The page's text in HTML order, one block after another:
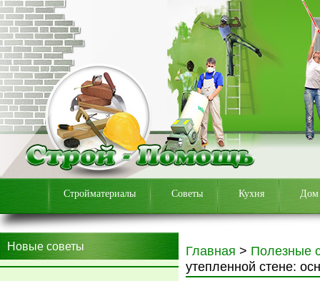
Стройматериалы Советы Кухня Дом
Новые советы Главная > Полезные
утепленной стене: